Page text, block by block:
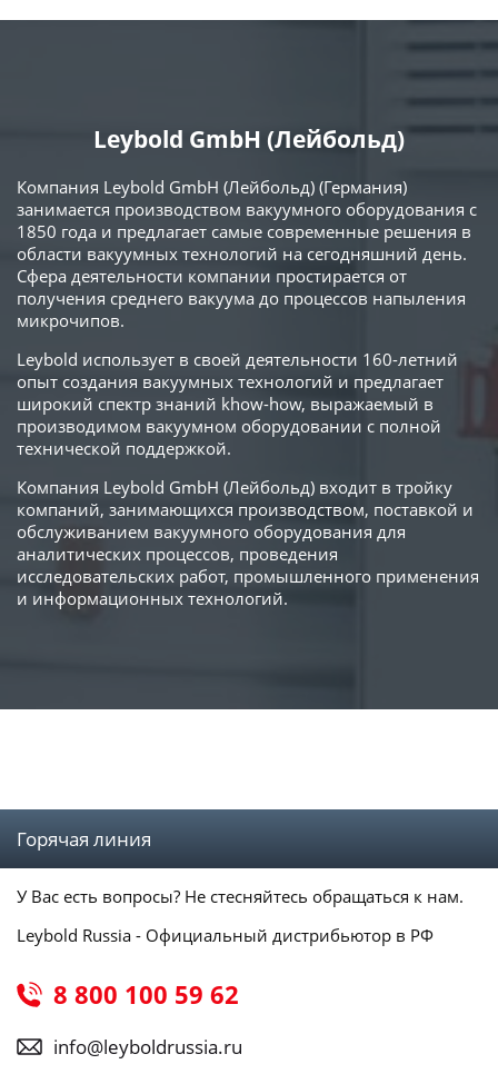
Leybold GmbH (Лейбольд)
Компания Leybold GmbH (Лейбольд) (Германия)
занимается производством вакуумного оборудования с
1850 года и предлагает самые современные решения в
области вакуумных технологий на сегодняшний день.
Сфера деятельности компании простирается от
получения среднего вакуума до процессов напыления
микрочипов.
Leybold использует в своей деятельности 160-летний
опыт создания вакуумных технологий и предлагает
широкий спектр знаний khow-how, выражаемый в
производимом вакуумном оборудовании с полной
технической поддержкой.
Компания Leybold GmbH (Лейбольд) входит в тройку
компаний, занимающихся производством, поставкой и
обслуживанием вакуумного оборудования для
аналитических процессов, проведения
исследовательских работ, промышленного применения
и информационных технологий.
Горячая линия
У Вас есть вопросы? Не стесняйтесь обращаться к нам.
Leybold Russia - Официальный дистрибьютор в РФ
8 800 100 59 62
info@leyboldrussia.ru